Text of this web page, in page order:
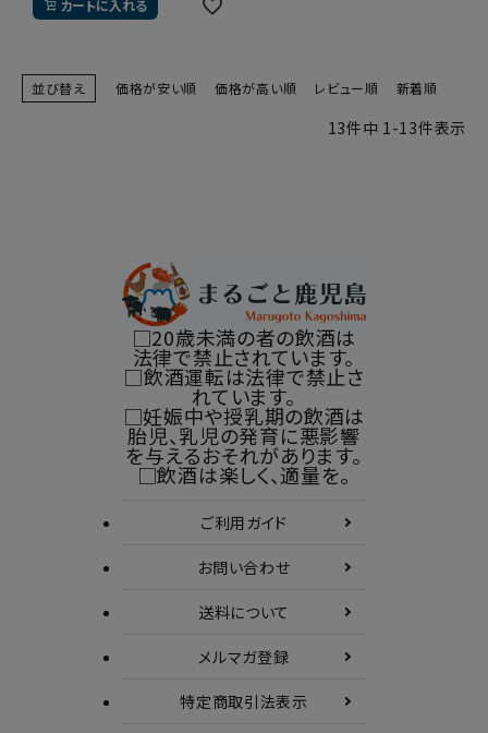
カートに入れる
並び替え 価格が安い順 価格が高い順 レビュー順 新着順
13件中 1-13件表示
□20歳未満の者の飲酒は
法律で禁止されています。
□飲酒運転は法律で禁止さ
れています。
□妊娠中や授乳期の飲酒は
胎児、乳児の発育に悪影響
を与えるおそれがあります。
□飲酒は楽しく、適量を。
ご利用ガイド
お問い合わせ
送料について
メルマガ登録
特定商取引 法表示